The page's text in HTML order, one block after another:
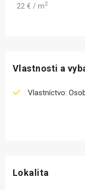
22 € / m2
Vlastnosti a
Vlastníctvo:
Lokalita